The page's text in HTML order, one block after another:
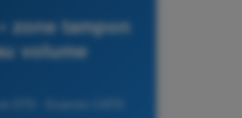
zone tampon
volume
STS - Examen CATS